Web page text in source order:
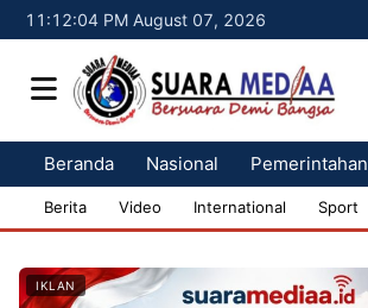
11:12:05 PM August 07, 2026
Beranda Nasional Pemerintahan
Berita Video International Sport
IKLAN